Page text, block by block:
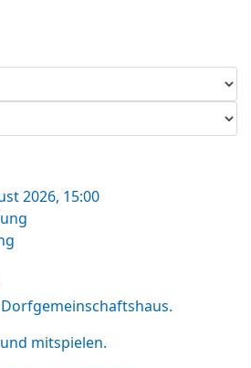
2026, 15:00
mitspielen.